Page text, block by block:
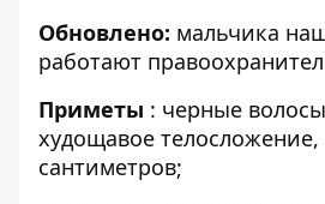
Обновлено: мальчика
работают
Приметы : черные
худощавое телосложение,
сантиметров;